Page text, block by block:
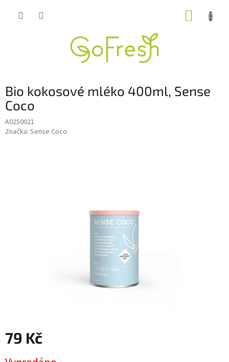
Bio kokosové mléko 400ml, Sense
Coco
A0250021
Značka: Sense Coco
79 Kč